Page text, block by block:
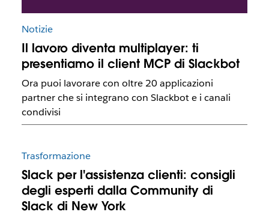
Notizie
Il lavoro diventa multiplayer: ti
presentiamo il client MCP di Slackbot
Ora puoi lavorare con oltre 20 applicazioni
partner che si integrano con Slackbot e i canali
condivisi
Trasformazione
Slack per l'assistenza clienti: consigli
degli esperti dalla Community di
Slack di New York